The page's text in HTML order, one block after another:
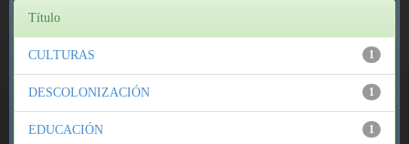
Título
1
CULTURAS
1
DESCOLONIZACIÓN
1
EDUCACIÓN